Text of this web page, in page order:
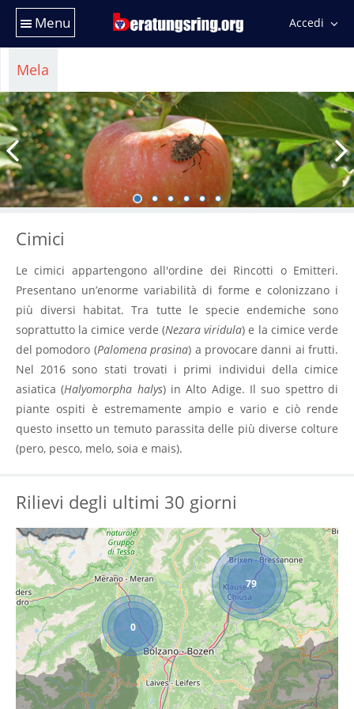
Menu Accedi
Mela
Cimici
Le cimici appartengono all'ordine dei Rincotti o Emitteri.
Presentano un’enorme variabilità di forme e colonizzano i
più diversi habitat. Tra tutte le specie endemiche sono
soprattutto la cimice verde (Nezara viridula) e la cimice verde
del pomodoro (Palomena prasina) a provocare danni ai frutti.
Nel 2016 sono stati trovati i primi individui della cimice
asiatica (Halyomorpha halys) in Alto Adige. Il suo spettro di
piante ospiti è estremamente ampio e vario e ciò rende
questo insetto un temuto parassita delle più diverse colture
(pero, pesco, melo, soia e mais).
Rilievi degli ultimi 30 giorni
0
79